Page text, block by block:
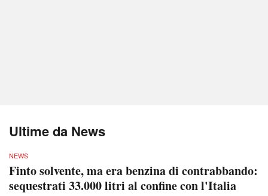
Ultime da News
NEWS
Finto solvente, ma era benzina di contrabbando:
sequestrati 33.000 litri al confine con l'Italia